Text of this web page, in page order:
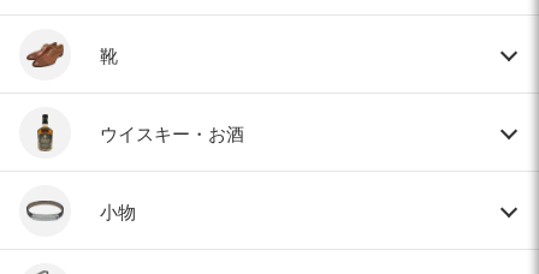
靴
ウイスキー・お酒
小物